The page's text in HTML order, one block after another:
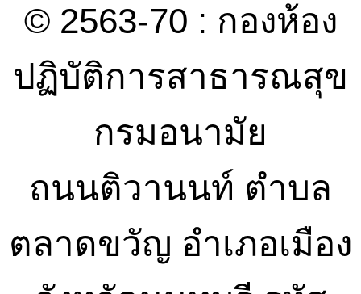
© 2563-70 : กองห้อง
ปฏิบัติการสาธารณสุข
กรมอนามัย
ถนนติวานนท์ ตำบล
ตลาดขวัญ อำเภอเมือง